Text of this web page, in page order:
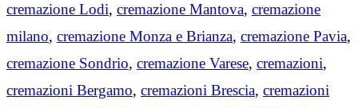
cremazione Lodi, cremazione Mantova, cremazione
milano, cremazione Monza e Brianza, cremazione Pavia,
cremazione Sondrio, cremazione Varese, cremazioni,
cremazioni Bergamo, cremazioni Brescia, cremazioni